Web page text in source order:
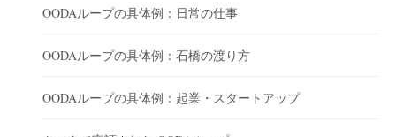
OODAループの具体例：日常の仕事
OODAループの具体例：石橋の渡り方
OODAループの具体例：起業・スタートアップ